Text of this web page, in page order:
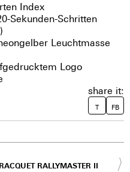
Index
Sekunden-Schritten
Leuchtmasse
Logo
share it:
T FB
RACQUET RALLYMASTER II